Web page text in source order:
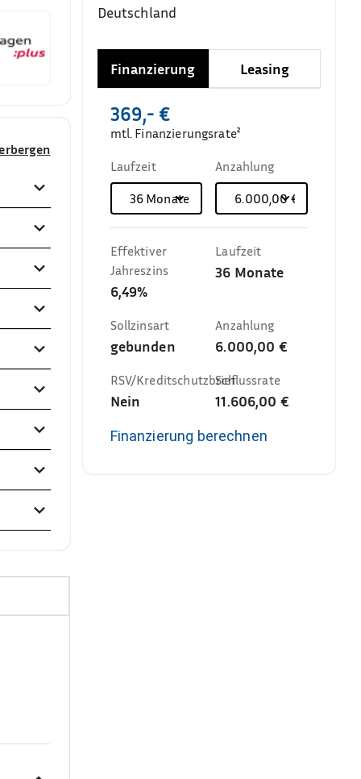
Deutschland
Finanzierung Leasing
369,- €
mtl. Finanzierungsrate²
Laufzeit
36Monate
Anzahlung
6.000,00 €
Effektiver
Jahreszins
6,49%
Laufzeit
36 Monate
Sollzinsart
gebunden
Anzahlung
6.000,00 €
RSV/Kreditschutzbrief
Nein
Schlussrate
11.606,00 €
Finanzierung berechnen